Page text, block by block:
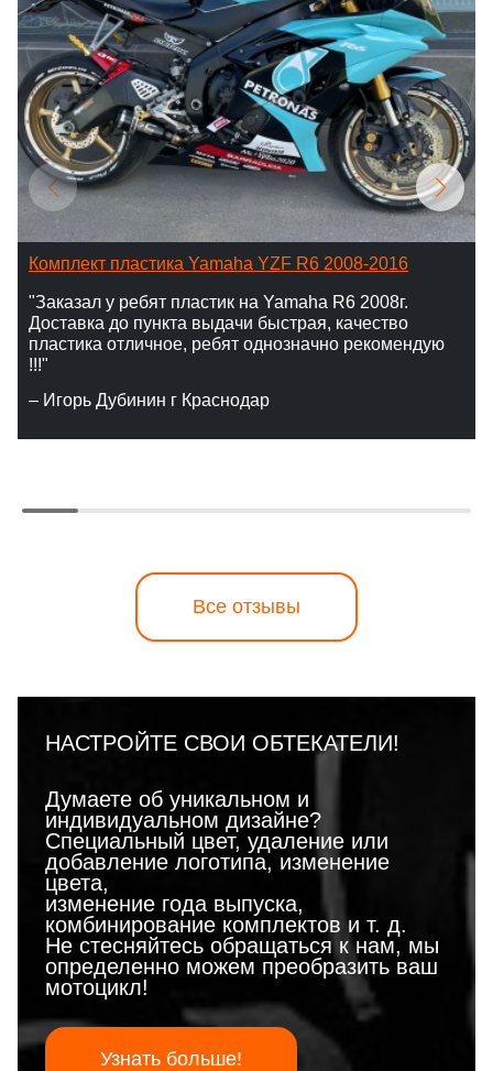
Комплект пластика Yamaha YZF R6 2008-2016
"Заказал у ребят пластик на Yamaha R6 2008г.
Доставка до пункта выдачи быстрая, качество
пластика отличное, ребят однозначно рекомендую
!!!"
– Игорь Дубинин г Краснодар
Все отзывы
НАСТРОЙТЕ СВОИ ОБТЕКАТЕЛИ!
Думаете об уникальном и
индивидуальном дизайне?
Специальный цвет, удаление или
добавление логотипа, изменение
цвета,
изменение года выпуска,
комбинирование комплектов и т. д.
Не стесняйтесь обращаться к нам, мы
определенно можем преобразить ваш
мотоцикл!
Узнать больше!